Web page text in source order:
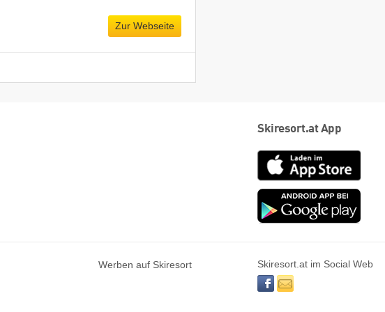
Zur Webseite
Skiresort.at App
App
Store
Werben auf Skiresort
Skiresort.at im Social Web
facebooknewsletter